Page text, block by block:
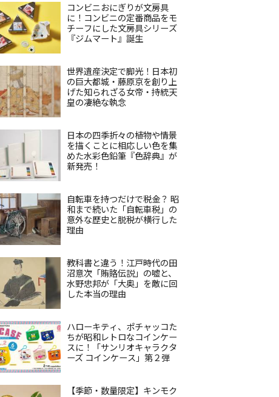
コンビニおにぎりが文房具
に！コンビニの定番商品をモ
チーフにした文房具シリーズ
『ジムマート』誕生
世界遺産決定で脚光！日本初
の巨大都城・藤原京を創り上
げた知られざる女帝・持統天
皇の凄絶な執念
日本の四季折々の植物や情景
を描くことに相応しい色を集
めた水彩色鉛筆『色辞典』が
新発売！
自転車を持つだけで税金？ 昭
和まで続いた「自転車税」の
意外な歴史と脱税が横行した
理由
教科書と違う！江戸時代の田
沼意次「賄賂伝説」の嘘と、
水野忠邦が「大奥」を敵に回
した本当の理由
ハローキティ、ポチャッコた
ちが昭和レトロなコインケー
スに！「サンリオキャラクタ
ーズ コインケース」第２弾
【季節・数量限定】キンモク